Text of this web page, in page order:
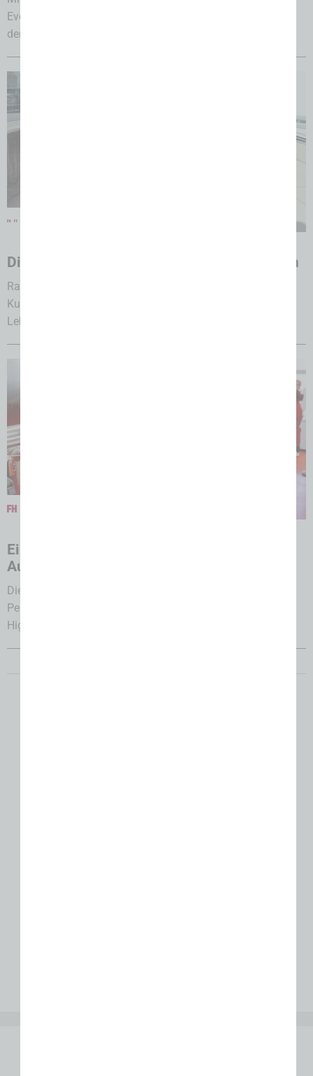
Events mit Strahlkraft kommt die SÜFFA (7.-9. Nov. 2026)
den Themen...
Die Lebensmittelzukunft innovativ gestalten
Raps Innovation Days 2026: Zweitägige Veranstaltung in
Kulmbach brachte internationale Partner der
Lebensmittelindustrie zusammen....
Ein Tag voll mit leidenschaftlichem
Austausch
Die Nationalmannschaft zu Gast bei Seydelmann:
Perfektionisten des Fleischerhandwerks treffen auf
Hightech-Maschinenbau....